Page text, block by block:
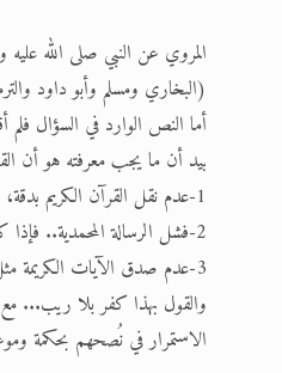
عرض
الحجّ..
المروي عن النبي صلى الله
(البخاري ومسلم وأبو داود
أما النص الوارد في السؤال
بيد أن ما يجب معرفته هو أن
1-عدم نقل القرآن الكريم بدقة، ولا سنة رسول الله صلى الله عليه وسلم.. فهم مَن نقله لنا.
2-فشل الرسالة المحمدية.. فإذا كان كبار الصحابة على هذا الوصف من التآمر، فلم تؤثر فيهم القيم الإسلامية العظيمة البتة.
3-عدم صدق الآيات الكريمة مثل (كتب الله لأغلبن أنا ورسلي)، إذْ كان المنتصر هم أعداء الرسول صلى الله عليه وسلم.
والقول بهذا كفر بلا ريب... مع
الاستمرار في نُصحهم بحكمة